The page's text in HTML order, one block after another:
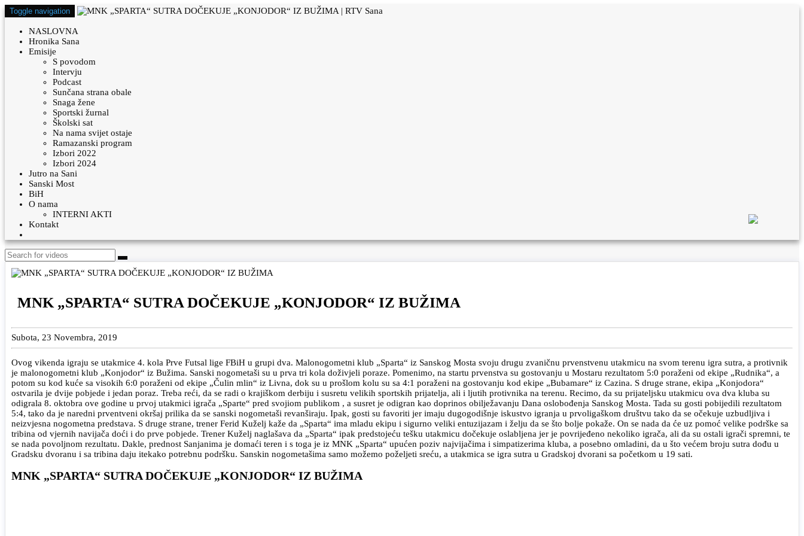
Toggle navigation
NASLOVNA
Hronika Sana
Emisije
S povodom
Intervju
Podcast
Sunčana strana obale
Snaga žene
Sportski žurnal
Školski sat
Na nama svijet ostaje
Ramazanski program
Izbori 2022
Izbori 2024
Jutro na Sani
Sanski Most
BiH
O nama
INTERNI AKTI
Kontakt
MNK „SPARTA“ SUTRA DOČEKUJE „KONJODOR“ IZ BUŽIMA
Subota, 23 Novembra, 2019
Ovog vikenda igraju se utakmice 4. kola Prve Futsal lige FBiH u grupi dva. Malonogometni klub „Sparta“ iz Sanskog Mosta svoju drugu zvaničnu prvenstvenu utakmicu na svom terenu igra sutra, a protivnik
je malonogometni klub „Konjodor“ iz Bužima. Sanski nogometaši su u prva tri kola doživjeli poraze. Pomenimo, na startu prvenstva su gostovanju u Mostaru rezultatom 5:0 poraženi od ekipe „Rudnika“, a
potom su kod kuće sa visokih 6:0 poraženi od ekipe „Čulin mlin“ iz Livna, dok su u prošlom kolu su sa 4:1 poraženi na gostovanju kod ekipe „Bubamare“ iz Cazina. S druge strane, ekipa „Konjodora“
ostvarila je dvije pobjede i jedan poraz. Treba reći, da se radi o krajiškom derbiju i susretu velikih sportskih prijatelja, ali i ljutih protivnika na terenu. Recimo, da su prijateljsku utakmicu ova dva kluba su
odigrala 8. oktobra ove godine u prvoj utakmici igrača „Sparte“ pred svojiom publikom , a susret je odigran kao doprinos obilježavanju Dana oslobođenja Sanskog Mosta. Tada su gosti pobijedili rezultatom
5:4, tako da je naredni prventveni okršaj prilika da se sanski nogometaši revanširaju. Ipak, gosti su favoriti jer imaju dugogodišnje iskustvo igranja u prvoligaškom društvu tako da se očekuje uzbudljiva i
neizvjesna nogometna predstava. S druge strane, trener Ferid Kuželj kaže da „Sparta“ ima mladu ekipu i sigurno veliki entuzijazam i želju da se što bolje pokaže. On se nada da će uz pomoć velike podrške sa
tribina od vjernih navijača doći i do prve pobjede. Trener Kuželj naglašava da „Sparta“ ipak predstojeću tešku utakmicu dočekuje oslabljena jer je povrijeđeno nekoliko igrača, ali da su ostali igrači spremni, te
se nada povoljnom rezultatu. Dakle, prednost Sanjanima je domaći teren i s toga je iz MNK „Sparta“ upućen poziv najvijačima i simpatizerima kluba, a posebno omladini, da u što većem broju sutra dođu u
Gradsku dvoranu i sa tribina daju itekako potrebnu podršku. Sanskin nogometašima samo možemo poželjeti sreću, a utakmica se igra sutra u Gradskoj dvorani sa početkom u 19 sati.
MNK „SPARTA“ SUTRA DOČEKUJE „KONJODOR“ IZ BUŽIMA